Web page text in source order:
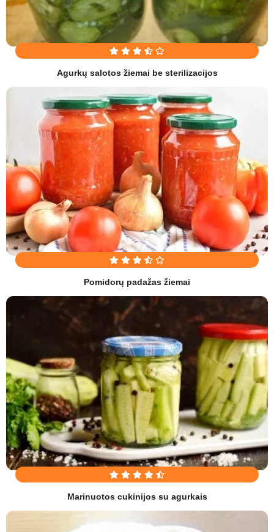
Agurkų salotos žiemai be sterilizacijos
Pomidorų padažas žiemai
Marinuotos cukinijos su agurkais